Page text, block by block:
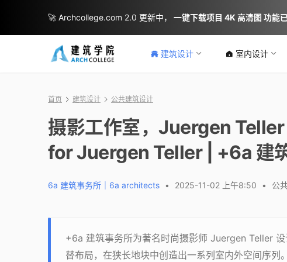
建筑设计 室内设计
首页 建筑设计 公共建筑设计
摄影工作室，Juergen
for Juergen Teller | +6a 建
6a 建筑事务所｜6a architects • 2025-11-02 上午8:50 • 公
+6a 建筑事务所为著名时尚摄影师 Juergen Teller
替布局，在狭长地块中创造出一系列室内外空间序
🚀 Archcollege.com 2.0 更新中， 一键下载项目 4K 高清图 功能已